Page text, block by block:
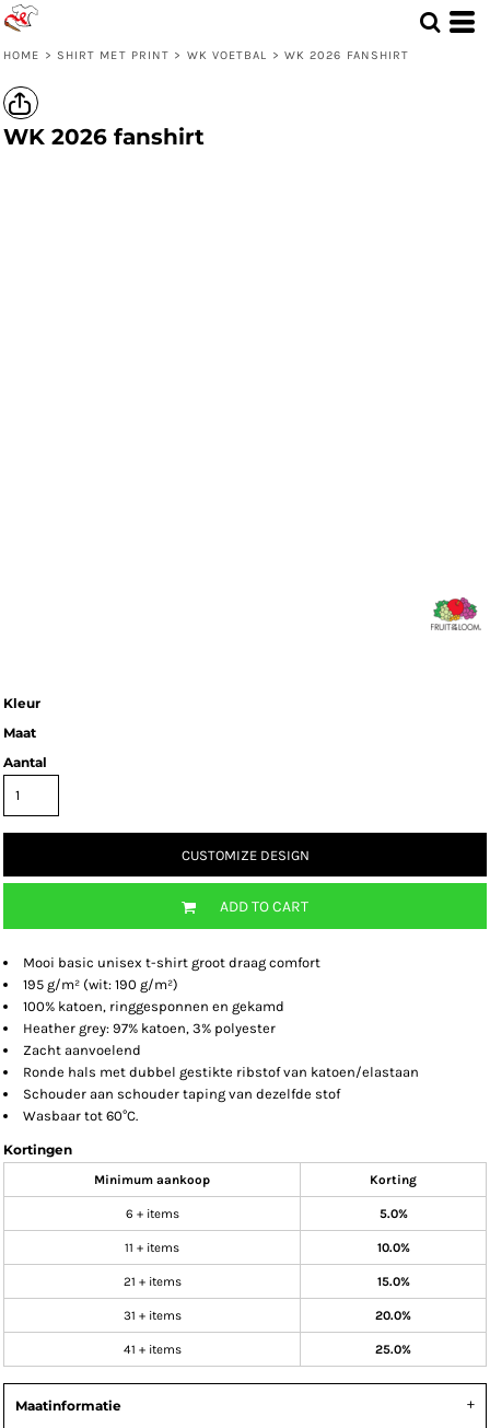
HOME > SHIRT MET PRINT > WK VOETBAL > WK 2026 FANSHIRT
WK 2026 fanshirt
Kleur
Maat
Aantal
CUSTOMIZE DESIGN
ADD TO CART
Mooi basic unisex t-shirt groot draag comfort
195 g/m² (wit: 190 g/m²)
100% katoen, ringgesponnen en gekamd
Heather grey: 97% katoen, 3% polyester
Zacht aanvoelend
Ronde hals met dubbel gestikte ribstof van katoen/elastaan
Schouder aan schouder taping van dezelfde stof
Wasbaar tot 60°C.
Kortingen
Minimum aankoop Korting
6 + items 5.0%
11 + items 10.0%
21 + items 15.0%
31 + items 20.0%
41 + items 25.0%
Maatinformatie